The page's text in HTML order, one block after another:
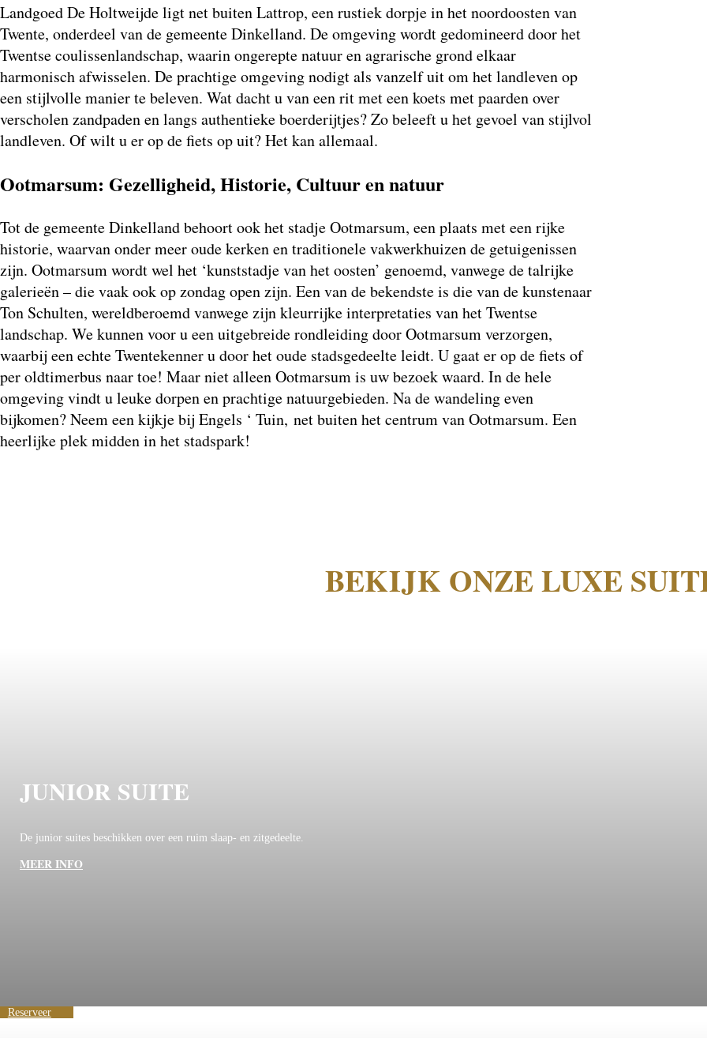
Landgoed De Holtweijde ligt net buiten Lattrop, een rustiek dorpje in het noordoosten van
Twente, onderdeel van de gemeente Dinkelland. De omgeving wordt gedomineerd door het
Twentse coulissenlandschap, waarin ongerepte natuur en agrarische grond elkaar
harmonisch afwisselen. De prachtige omgeving nodigt als vanzelf uit om het landleven op
een stijlvolle manier te beleven. Wat dacht u van een rit met een koets met paarden over
verscholen zandpaden en langs authentieke boerderijtjes? Zo beleeft u het gevoel van stijlvol
landleven. Of wilt u er op de fiets op uit? Het kan allemaal.
Ootmarsum: Gezelligheid, Historie, Cultuur en natuur
Tot de gemeente Dinkelland behoort ook het stadje Ootmarsum, een plaats met een rijke
historie, waarvan onder meer oude kerken en traditionele vakwerkhuizen de getuigenissen
zijn. Ootmarsum wordt wel het ‘kunststadje van het oosten’ genoemd, vanwege de talrijke
galerieën – die vaak ook op zondag open zijn. Een van de bekendste is die van de kunstenaar
Ton Schulten, wereldberoemd vanwege zijn kleurrijke interpretaties van het Twentse
landschap. We kunnen voor u een uitgebreide rondleiding door Ootmarsum verzorgen,
waarbij een echte Twentekenner u door het oude stadsgedeelte leidt. U gaat er op de fiets of
per oldtimerbus naar toe! Maar niet alleen Ootmarsum is uw bezoek waard. In de hele
omgeving vindt u leuke dorpen en prachtige natuurgebieden. Na de wandeling even
bijkomen? Neem een kijkje bij Engels ‘ Tuin, net buiten het centrum van Ootmarsum. Een
heerlijke plek midden in het stadspark!
BEKIJK ONZE LUXE
JUNIOR SUITE
De junior suites beschikken over een ruim slaap- en zitgedeelte.
MEER INFO
Reserveer